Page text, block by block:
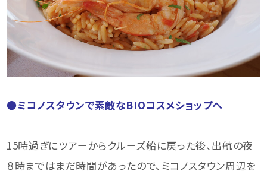
●ミコノスタウンで素敵なBIOコスメショップへ
15時過ぎにツアーからクルーズ船に戻った後、出航の夜
８時まではまだ時間があったので、ミコノスタウン周辺を